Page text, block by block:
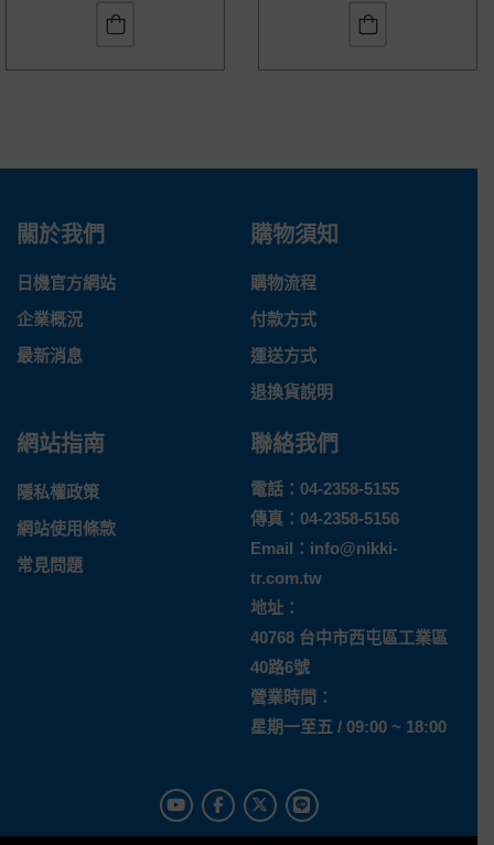
關於我們
日機官方網站
企業概況
最新消息
購物須知
購物流程
付款方式
運送方式
退換貨說明
網站指南
隱私權政策
網站使用條款
常見問題
聯絡我們
電話： 04-2358-5155
傳真：04-2358-5156
Email： info@nikki-
tr.com.tw
地址：
40768 台中市西屯區工業區
40路6號
營業時間：
星期一至五 / 09:00 ~ 18:00